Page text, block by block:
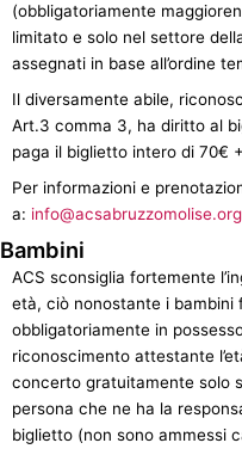
(obbligatoriamente
limitato e solo nel settore
assegnati in base all’ordine
Il diversamente abile,
Art.3 comma 3, ha diritto al
paga il biglietto intero di 70€
Per informazioni e
a: info@acsabruzzomolise.org
Bambini
ACS sconsiglia fortemente
età, ciò nonostante i bambini
obbligatoriamente in
riconoscimento attestante
concerto gratuitamente solo
persona che ne ha la
biglietto (non sono ammessi